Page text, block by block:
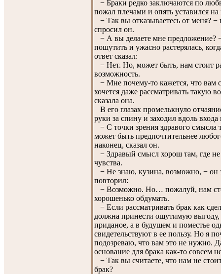
− Браки редко заключаются по
пожал плечами и опять уставился на
− Так вы отказываетесь от меня? −
спросил он.
− А вы делаете мне предложение?
пошутить и ужасно растерялась,
ответ сказал:
− Нет. Но, может быть, нам стоит
возможность.
− Мне почему-то кажется, что вам
хочется даже рассматривать такую
сказала она.
В его глазах промелькнуло
руки за спину и заходил вдоль входа
− С точки зрения здравого смысла
может быть предпочтительнее
наконец, сказал он.
− Здравый смысл хорош там, где не
чувства.
− Не знаю, кузина, возможно, − он
повторил:
− Возможно. Но… пожалуй, нам
хорошенько обдумать.
− Если рассматривать брак как
должна принести ощутимую выгоду,
приданое, а в будущем и поместье
свидетельствуют в ее пользу. Но я
подозреваю, что вам это не нужно.
основание для брака как-то совсем
− Так вы считаете, что нам не
брак?